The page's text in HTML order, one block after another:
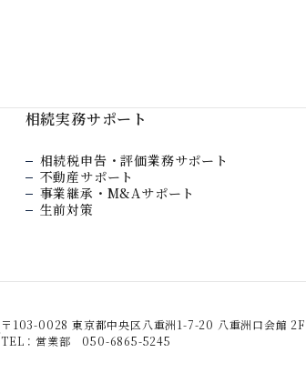
相続実務サポート
相続税申告・評価業務サポート
不動産サポート
事業継承・M&Aサポート
生前対策
〒103-0028 東京都中央区八重洲1-7-20 八重洲口会館 2F
TEL：営業部 050-6865-5245